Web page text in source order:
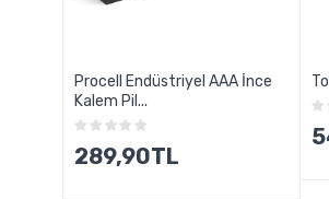
Procell Endüstriyel AAA İnce
Kalem Pil...
289,90TL